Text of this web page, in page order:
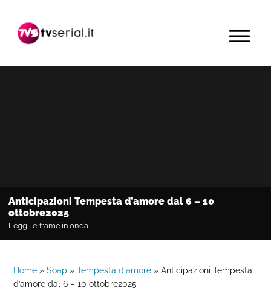
navigazione
contenuto
barra
primaria
MENU
Anticipazioni Tempesta d’amore dal 6 – 10
ottobre2025
Leggi le trame in onda
Home »Soap »Tempesta d'amore »Anticipazioni Tempesta
d’amore dal 6 – 10 ottobre2025